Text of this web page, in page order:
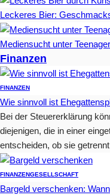
Leckeres Bier:
Mediensucht unter
Finanzen
FINANZEN
Wie sinnvoll ist
Bei der Steuererklärung
diejenigen, die in einer
entscheiden, ob sie
FINANZENGESELLSCHAFT
Bargeld verschenken: